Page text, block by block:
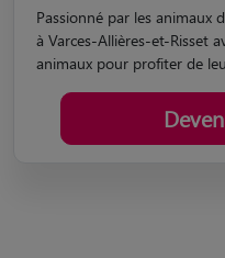
Passionné par les animaux
à Varces-Allières-et-Risset
animaux pour profiter de